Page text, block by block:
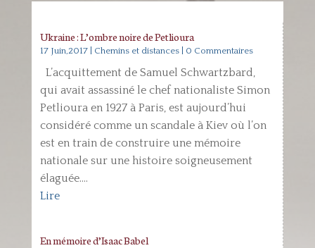
Ukraine : L’ombre noire de Petlioura
17 Juin,2017| Chemins et distances| 0 Commentaires
L’acquittement de Samuel Schwartzbard,
qui avait assassiné le chef nationaliste Simon
Petlioura en 1927 à Paris, est aujourd’hui
considéré comme un scandale à Kiev où l’on
est en train de construire une mémoire
nationale sur une histoire soigneusement
élaguée....
Lire
En mémoire d’Isaac Babel